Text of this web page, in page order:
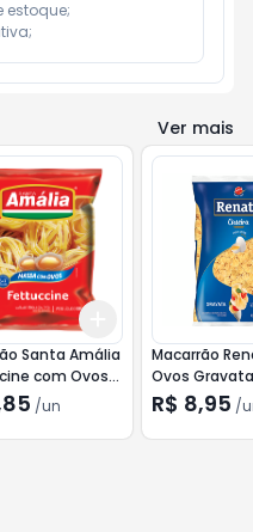
estoque;
Ver mais
10 +10
Add
Santa Amália
com Ovos
500g
/un
Macarrão
Ovos
500g
R$ 8,95 /